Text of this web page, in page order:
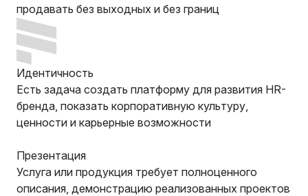
продавать без выходных и без границ
Идентичность
Есть задача создать платформу для развития HR-
бренда, показать корпоративную культуру,
ценности и карьерные возможности
Презентация
Услуга или продукция требует полноценного
описания, демонстрацию реализованных проектов